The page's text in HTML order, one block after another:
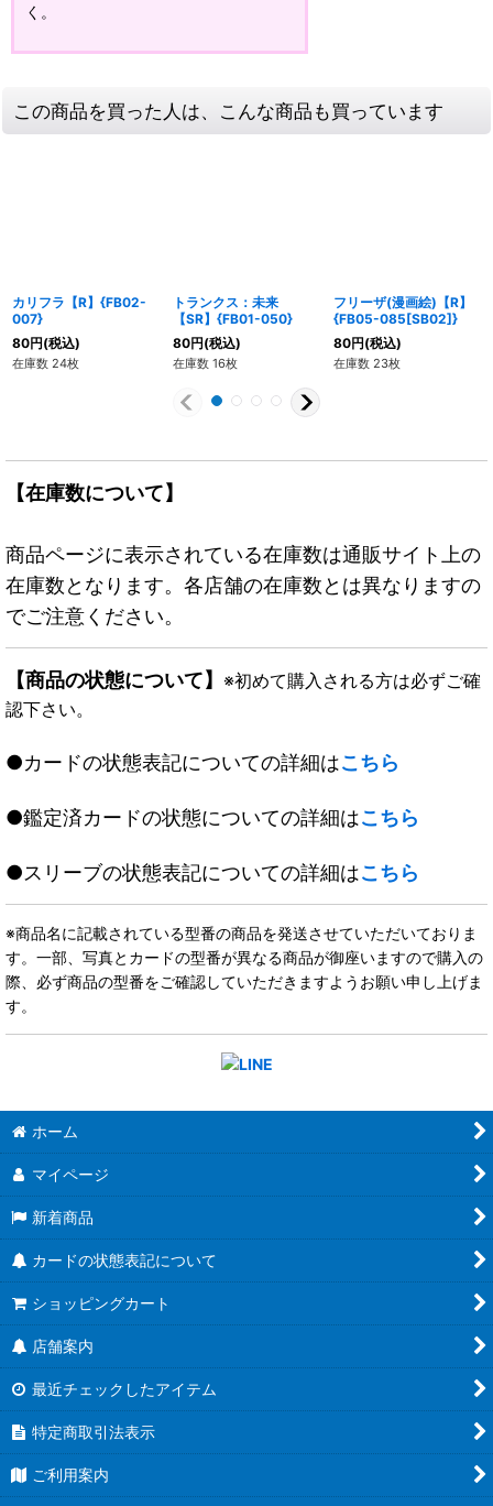
く。
この商品を買った人は、こんな商品も買っています
カリフラ【R】{FB02-
007}
80円(税込)
在庫数 24枚
トランクス：未来
【SR】{FB01-050}
80円(税込)
在庫数 16枚
フリーザ(漫画絵)【R】
{FB05-085[SB02]}
80円(税込)
在庫数 23枚
【在庫数について】
商品ページに表示されている在庫数は通販サイト上の
在庫数となります。各店舗の在庫数とは異なりますの
でご注意ください。
【商品の状態について】 ※初めて購入される方は必ずご確
認下さい。
●カードの状態表記についての詳細はこちら
●鑑定済カードの状態についての詳細はこちら
●スリーブの状態表記についての詳細はこちら
※商品名に記載されている型番の商品を発送させていただいておりま
す。一部、写真とカードの型番が異なる商品が御座いますので購入の
際、必ず商品の型番をご確認していただきますようお願い申し上げま
す。
ホーム
マイページ
新着商品
カードの状態表記について
ショッピングカート
店舗案内
最近チェックしたアイテム
特定商取引法表示
ご利用案内